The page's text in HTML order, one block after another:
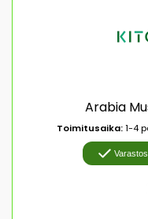
Arabia
Toimitusaika:1-4